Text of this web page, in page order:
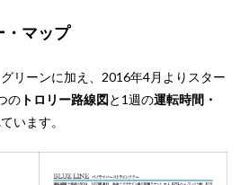
・マップ
リーンに加え、2016年4月よりスター
のトロリー路線図と1週の運転時間・
います。